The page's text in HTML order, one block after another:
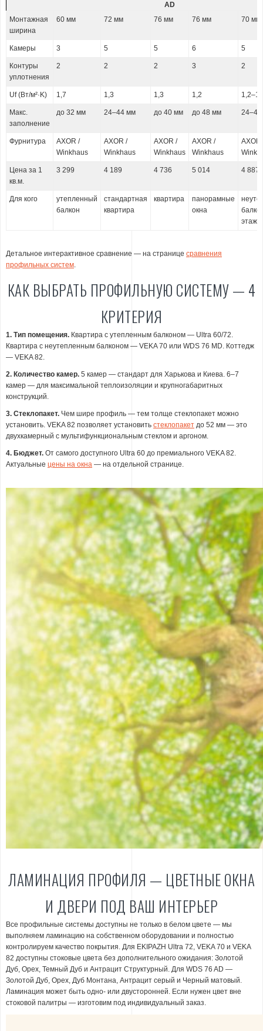
AD
Монтажная
ширина
60 мм 72 мм 76 мм 76 мм 70 мм
Камеры 3 5 5 6 5
Контуры
уплотнения
2 2 2 3 2
Uf (Вт/м²·K) 1,7 1,3 1,3 1,2
Макс.
заполнение
до 32 мм 24–44 мм до 40 мм до 48 мм
Фурнитура
AXOR /
Winkhaus
AXOR /
Winkhaus
AXOR /
Winkhaus
AXOR /
Winkhaus
AXOR
Цена за 1
кв.м.
3 299 4 189 4 736 5 014 4 887
Для кого
утепленный
балкон
стандартная
квартира
квартира
панорамные
окна
этаж
Детальное интерактивное сравнение — на странице сравнения
профильных систем.
КАК ВЫБРАТЬ ПРОФИЛЬНУЮ СИСТЕМУ — 4
КРИТЕРИЯ
1. Тип помещения. Квартира с утепленным балконом — Ultra 60/72.
Квартира с неутепленным балконом — VEKA 70 или WDS 76 MD. Коттедж
— VEKA 82.
2. Количество камер. 5 камер — стандарт для Харькова и Киева. 6–7
камер — для максимальной теплоизоляции и крупногабаритных
конструкций.
3. Стеклопакет. Чем шире профиль — тем толще стеклопакет можно
установить. VEKA 82 позволяет установить стеклопакет до 52 мм — это
двухкамерный с мультифункциональным стеклом и аргоном.
4. Бюджет. От самого доступного Ultra 60 до премиального VEKA 82.
Актуальные цены на окна — на отдельной странице.
ЛАМИНАЦИЯ ПРОФИЛЯ — ЦВЕТНЫЕ ОКНА
И ДВЕРИ ПОД ВАШ ИНТЕРЬЕР
Все профильные системы доступны не только в белом цвете — мы
выполняем ламинацию на собственном оборудовании и полностью
контролируем качество покрытия. Для EKIPAZH Ultra 72, VEKA 70 и VEKA
82 доступны стоковые цвета без дополнительного ожидания: Золотой
Дуб, Орех, Темный Дуб и Антрацит Структурный. Для WDS 76 AD —
Золотой Дуб, Орех, Дуб Монтана, Антрацит серый и Черный матовый.
Ламинация может быть одно- или двусторонней. Если нужен цвет вне
стоковой палитры — изготовим под индивидуальный заказ.